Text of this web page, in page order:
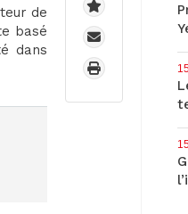
de
basé
dans